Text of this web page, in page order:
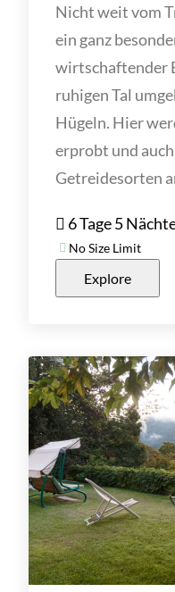
Nicht weit vom
ein ganz
wirtschaftender
ruhigen Tal
Hügeln. Hier
erprobt und
Getreidesorten
6 Tage 5
No Size Limit
Explore